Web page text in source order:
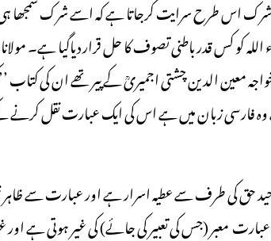
میں شرک اس طرح سرایت کرجاتا ہے کہ اسے شرک
کو کس قدر باطنی تصوف کا حل قرار دیاگیا ہے۔
معین الدین چشتی اجمیریؒ کے پیر تھے ان کی کتاب
فارسی زبان میں ہے اس کی ایک عبارت نقل کرنے
حق کی طرف سے عطیہ اسرار ہے اور عبارت سے
معبر (جس کی تعبیر کی جائے) کی غیر ہوتی ہے اور